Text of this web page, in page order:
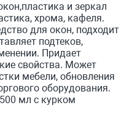
и зеркал
хрома, кафеля.
для окон, подходит
подтеков,
Придает
свойства. Может
мебели, обновления
оборудования.
мл с курком